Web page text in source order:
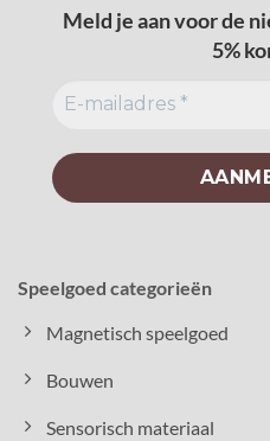
Meld je aan voor de
5%
Speelgoed categorieën
Magnetisch speelgoed
Bouwen
Sensorisch materiaal